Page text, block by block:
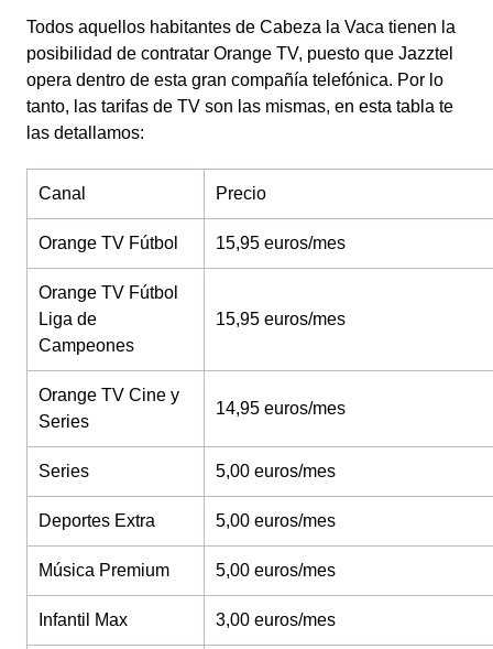
Todos aquellos habitantes de Cabeza la Vaca tienen la
posibilidad de contratar Orange TV, puesto que Jazztel
opera dentro de esta gran compañía telefónica. Por lo
tanto, las tarifas de TV son las mismas, en esta tabla te
las detallamos:
Canal Precio
Orange TV Fútbol 15,95 euros/mes
Orange TV Fútbol
Liga de
Campeones
15,95 euros/mes
Orange TV Cine y
Series
14,95 euros/mes
Series 5,00 euros/mes
Deportes Extra 5,00 euros/mes
Música Premium 5,00 euros/mes
Infantil Max 3,00 euros/mes